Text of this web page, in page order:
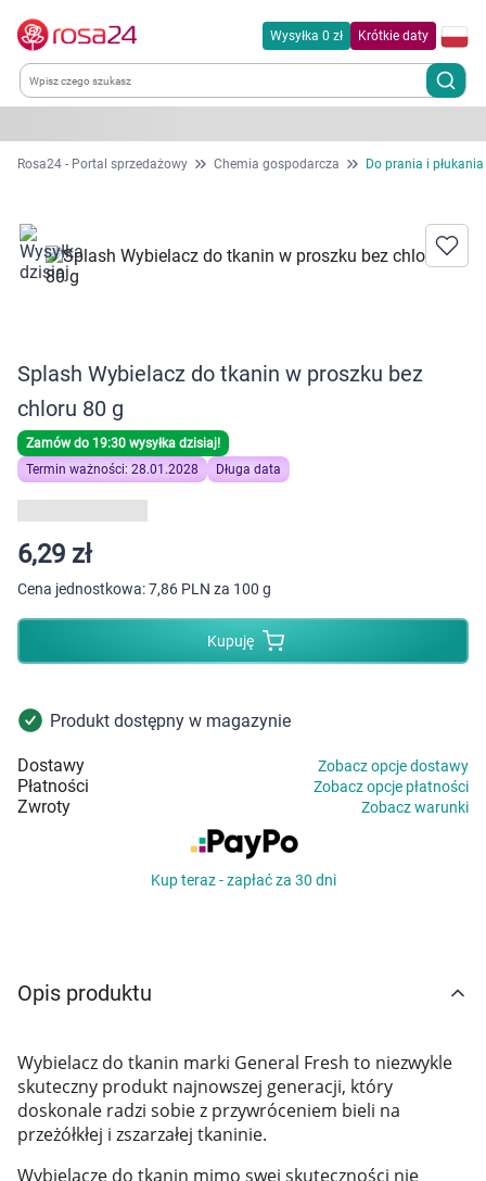
Wysyłka 0 zł Krótkie daty
Kategorie
Dla zwierząt
Zdrowie
Kobieta w ciąży i mama
Dziecko
Higiena
Kosmetyki
Mężczyzna
Zdrowy styl życia
Zabawki
Marki
Rosa24 - Portal sprzedażowy Chemia gospodarcza Do prania i płukania
Splash Wybielacz do tkanin w proszku bez
chloru 80 g
Zamów do 19:30 wysyłka dzisiaj!
Termin ważności: 28.01.2028
Długa data
6,29 zł
Cena jednostkowa:7,86 PLN za 100 g
Kupuję
Produkt dostępny w magazynie
Dostawy Zobacz opcje dostawy
Płatności Zobacz opcje płatności
Zwroty Zobacz warunki
Kup teraz - zapłać za 30 dni
Opis produktu
Wybielacz do tkanin marki General Fresh to niezwykle
skuteczny produkt najnowszej generacji, który
doskonale radzi sobie z przywróceniem bieli na
przeżółkłej i zszarzałej tkaninie.
Wybielacze do tkanin mimo swej skuteczności nie